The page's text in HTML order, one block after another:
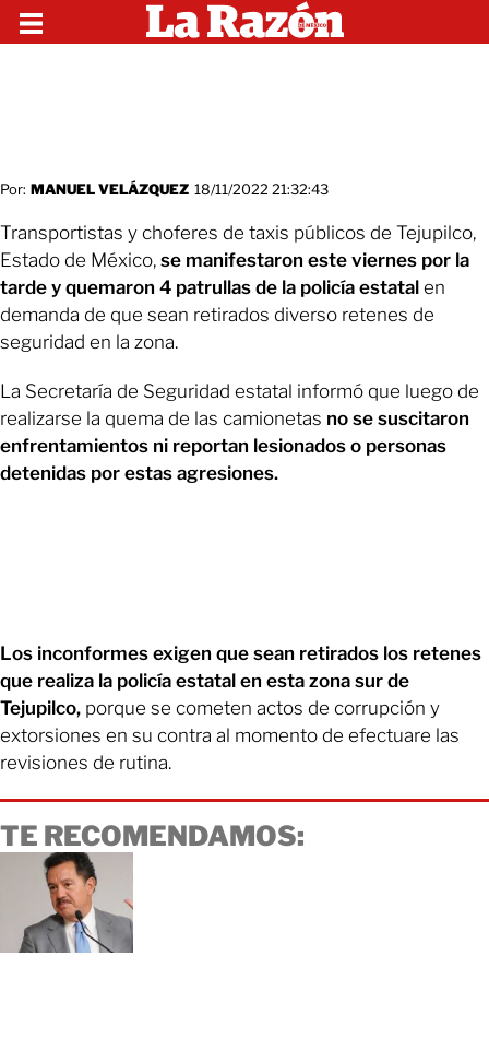
Por: MANUEL VELÁZQUEZ 18/11/2022 21:32:43
Transportistas y choferes de taxis públicos de Tejupilco,
Estado de México, se manifestaron este viernes por la
tarde y quemaron 4 patrullas de la policía estatal en
demanda de que sean retirados diverso retenes de
seguridad en la zona.
La Secretaría de Seguridad estatal informó que luego de
realizarse la quema de las camionetas no se suscitaron
enfrentamientos ni reportan lesionados o personas
detenidas por estas agresiones.
Los inconformes exigen que sean retirados los retenes
que realiza la policía estatal en esta zona sur de
Tejupilco, porque se cometen actos de corrupción y
extorsiones en su contra al momento de efectuare las
revisiones de rutina.
TE RECOMENDAMOS: